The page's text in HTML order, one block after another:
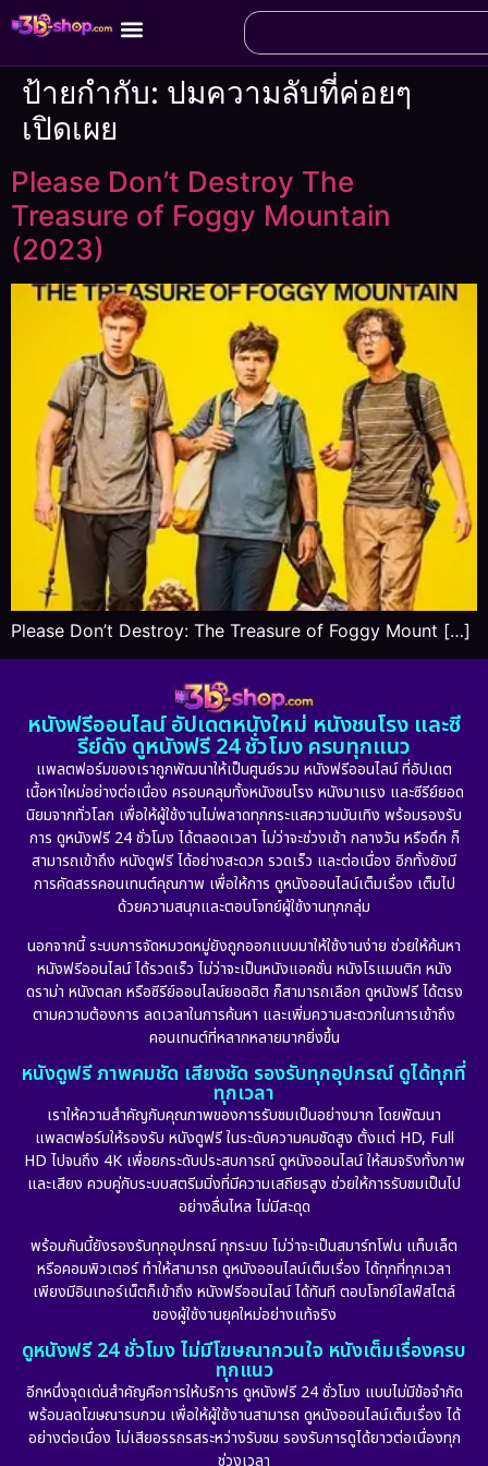
ป้ายกำกับ: ปมความลับที่ค่อยๆ
เปิดเผย
Please Don’t Destroy The
Treasure of Foggy Mountain
(2023)
Please Don’t Destroy: The Treasure of Foggy Mount […]
หนังฟรีออนไลน์ อัปเดตหนังใหม่ หนังชนโรง และซี
รีย์ดัง ดูหนังฟรี 24 ชั่วโมง ครบทุกแนว
แพลตฟอร์มของเราถูกพัฒนาให้เป็นศูนย์รวม หนังฟรีออนไลน์ ที่อัปเดต
เนื้อหาใหม่อย่างต่อเนื่อง ครอบคลุมทั้งหนังชนโรง หนังมาแรง และซีรีย์ยอด
นิยมจากทั่วโลก เพื่อให้ผู้ใช้งานไม่พลาดทุกกระแสความบันเทิง พร้อมรองรับ
การ ดูหนังฟรี 24 ชั่วโมง ได้ตลอดเวลา ไม่ว่าจะช่วงเช้า กลางวัน หรือดึก ก็
สามารถเข้าถึง หนังดูฟรี ได้อย่างสะดวก รวดเร็ว และต่อเนื่อง อีกทั้งยังมี
การคัดสรรคอนเทนต์คุณภาพ เพื่อให้การ ดูหนังออนไลน์เต็มเรื่อง เต็มไป
ด้วยความสนุกและตอบโจทย์ผู้ใช้งานทุกกลุ่ม
นอกจากนี้ ระบบการจัดหมวดหมู่ยังถูกออกแบบมาให้ใช้งานง่าย ช่วยให้ค้นหา
หนังฟรีออนไลน์ ได้รวดเร็ว ไม่ว่าจะเป็นหนังแอคชั่น หนังโรแมนติก หนัง
ดราม่า หนังตลก หรือซีรีย์ออนไลน์ยอดฮิต ก็สามารถเลือก ดูหนังฟรี ได้ตรง
ตามความต้องการ ลดเวลาในการค้นหา และเพิ่มความสะดวกในการเข้าถึง
คอนเทนต์ที่หลากหลายมากยิ่งขึ้น
หนังดูฟรี ภาพคมชัด เสียงชัด รองรับทุกอุปกรณ์ ดูได้ทุกที่
ทุกเวลา
เราให้ความสำคัญกับคุณภาพของการรับชมเป็นอย่างมาก โดยพัฒนา
แพลตฟอร์มให้รองรับ หนังดูฟรี ในระดับความคมชัดสูง ตั้งแต่ HD, Full
HD ไปจนถึง 4K เพื่อยกระดับประสบการณ์ ดูหนังออนไลน์ ให้สมจริงทั้งภาพ
และเสียง ควบคู่กับระบบสตรีมมิ่งที่มีความเสถียรสูง ช่วยให้การรับชมเป็นไป
อย่างลื่นไหล ไม่มีสะดุด
พร้อมกันนี้ยังรองรับทุกอุปกรณ์ ทุกระบบ ไม่ว่าจะเป็นสมาร์ทโฟน แท็บเล็ต
หรือคอมพิวเตอร์ ทำให้สามารถ ดูหนังออนไลน์เต็มเรื่อง ได้ทุกที่ทุกเวลา
เพียงมีอินเทอร์เน็ตก็เข้าถึง หนังฟรีออนไลน์ ได้ทันที ตอบโจทย์ไลฟ์สไตล์
ของผู้ใช้งานยุคใหม่อย่างแท้จริง
ดูหนังฟรี 24 ชั่วโมง ไม่มีโฆษณากวนใจ หนังเต็มเรื่องครบ
ทุกแนว
อีกหนึ่งจุดเด่นสำคัญคือการให้บริการ ดูหนังฟรี 24 ชั่วโมง แบบไม่มีข้อจำกัด
พร้อมลดโฆษณารบกวน เพื่อให้ผู้ใช้งานสามารถ ดูหนังออนไลน์เต็มเรื่อง ได้
อย่างต่อเนื่อง ไม่เสียอรรถรสระหว่างรับชม รองรับการดูได้ยาวต่อเนื่องทุก
ช่วงเวลา